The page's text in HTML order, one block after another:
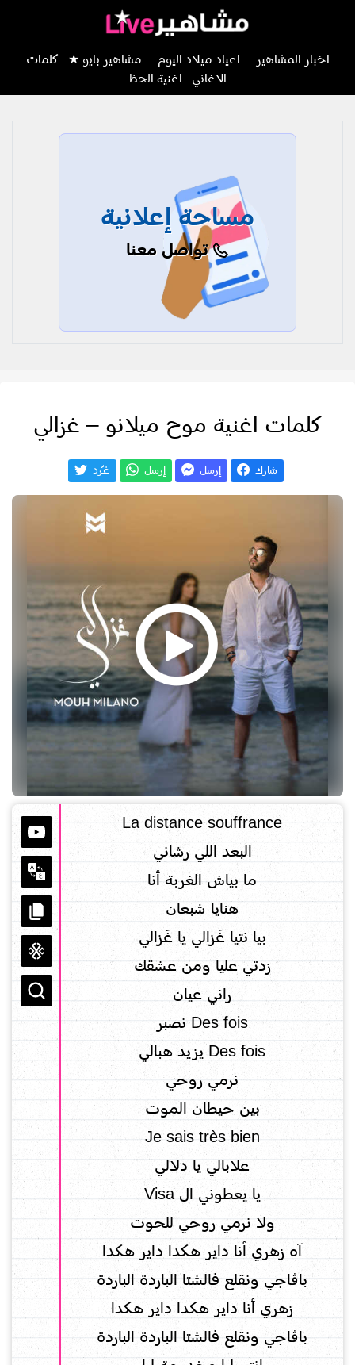
اخبار المشاهير اعياد ميلاد اليوم مشاهير بايو ★
كلمات
الاغاني
اغنية الحظ
مساحة إعلانية
تواصل معنا
كلمات اغنية موح ميلانو – غزالي
شارك إرسل إرسل غـّرد
La distance souffrance
البعد اللي رشاني
ما بياش الغربة أنا
هنايا شبعان
بيا نتيا غَزالي يا غَزالي
زدتي عليا ومن عشقك
راني عيان
Des fois نصبر
Des fois يزيد هبالي
نرمي روحي
بين حيطان الموت
Je sais très bien
علابالي يا دلالي
يا يعطوني ال Visa
ولا نرمي روحي للحوت
آه زهري أنا داير هكدا داير هكدا
باڨاجي ونقلع فالشتا الباردة الباردة
زهري أنا داير هكدا داير هكدا
باڨاجي ونقلع فالشتا الباردة الباردة